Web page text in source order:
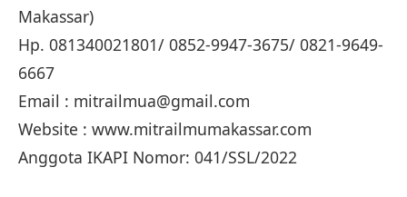
Makassar)
Hp. 081340021801/ 0852-9947-3675/ 0821-9649-
6667
Email : mitrailmua@gmail.com
Website : www.mitrailmumakassar.com
Anggota IKAPI Nomor: 041/SSL/2022